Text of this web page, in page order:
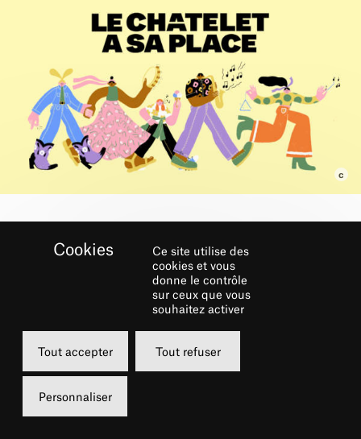
RÉSERVER
19 septembre 2021
14h00
Place du Châtelet
Gratuit
Ce site utilise des
cookies et vous
donne le contrôle
sur ceux que vous
souhaitez activer
Tout accepter Tout refuser
Personnaliser